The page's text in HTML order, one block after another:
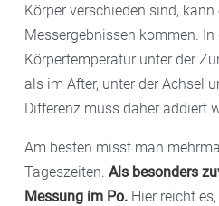
Körper verschieden sind,
Messergebnissen kommen. In
Körpertemperatur unter der
als im After, unter der Achsel
Differenz muss daher addiert
Am besten misst man
Tageszeiten. Als besonders
Messung im Po. Hier reicht